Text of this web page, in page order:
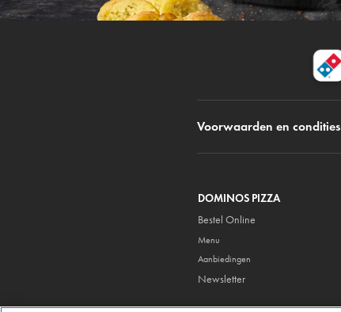
Voorwaarden en condities
DOMINOS PIZZA
Bestel Online
Menu
Aanbiedingen
Newsletter